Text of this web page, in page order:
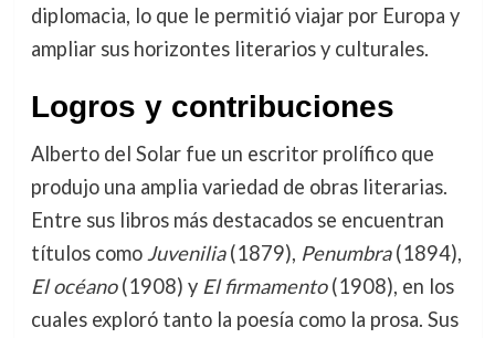
diplomacia, lo que le permitió viajar por Europa y
ampliar sus horizontes literarios y culturales.
Logros y contribuciones
Alberto del Solar fue un escritor prolífico que
produjo una amplia variedad de obras literarias.
Entre sus libros más destacados se encuentran
títulos como Juvenilia(1879), Penumbra(1894),
El océano(1908) y El firmamento(1908), en los
cuales exploró tanto la poesía como la prosa. Sus